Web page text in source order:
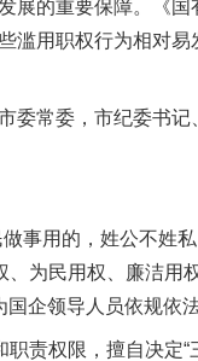
的重要保障。《国
用职权行为相对易
常委，市纪委书记
事用的，姓公不姓
为民用权、廉洁用
企领导人员依规依
责权限，擅自决定“